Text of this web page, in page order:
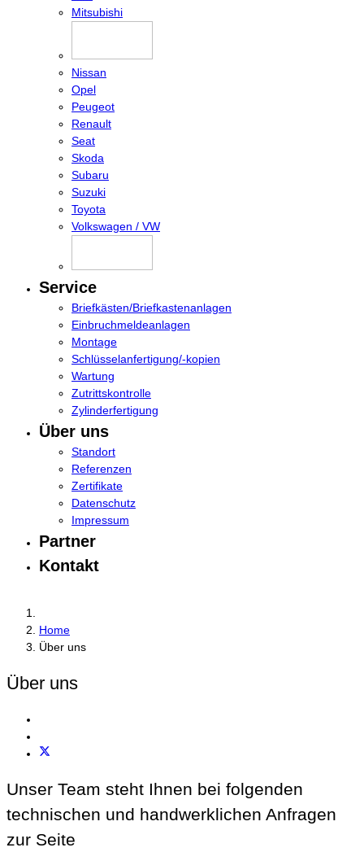
Mitsubishi
Nissan
Opel
Peugeot
Renault
Seat
Skoda
Subaru
Suzuki
Toyota
Volkswagen / VW
Service
Briefkästen/Briefkastenanlagen
Einbruchmeldeanlagen
Montage
Schlüsselanfertigung/-kopien
Wartung
Zutrittskontrolle
Zylinderfertigung
Über uns
Standort
Referenzen
Zertifikate
Datenschutz
Impressum
Partner
Kontakt
Home
Über uns
Über uns
Unser Team steht Ihnen bei folgenden
technischen und handwerklichen Anfragen
zur Seite